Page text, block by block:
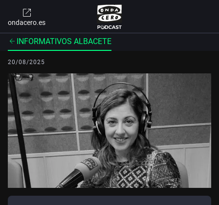
ondacero.es
INFORMATIVOS ALBACETE
20/08/2025